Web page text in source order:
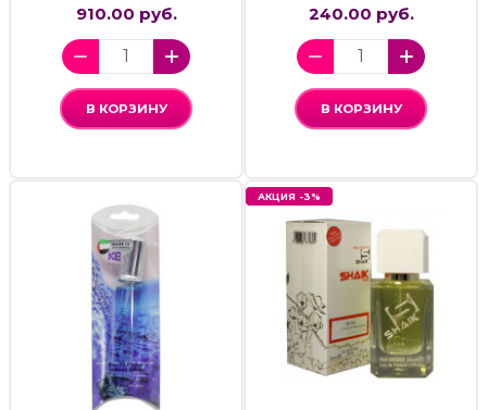
910.00 руб.
В КОРЗИНУ
240.00 руб.
В КОРЗИНУ
АКЦИЯ -3%